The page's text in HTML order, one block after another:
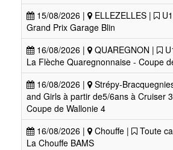
15/08/2026 |
ELLEZELLES |
Grand Prix Garage Blin
16/08/2026 |
QUAREGNON |
La Flèche Quaregnonnaise - Coupe
16/08/2026 |
Strépy-
and Girls à partir de5/6ans à Cruiser
Coupe de Wallonie 4
16/08/2026 |
Chouffe |
Toute
La Chouffe BAMS